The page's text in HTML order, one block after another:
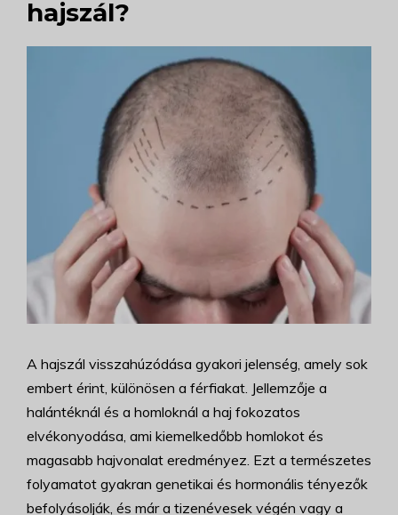
hajszál?
A hajszál visszahúzódása gyakori jelenség, amely sok
embert érint, különösen a férfiakat. Jellemzője a
halántéknál és a homloknál a haj fokozatos
elvékonyodása, ami kiemelkedőbb homlokot és
magasabb hajvonalat eredményez. Ezt a természetes
folyamatot gyakran genetikai és hormonális tényezők
befolyásolják, és már a tizenévesek végén vagy a